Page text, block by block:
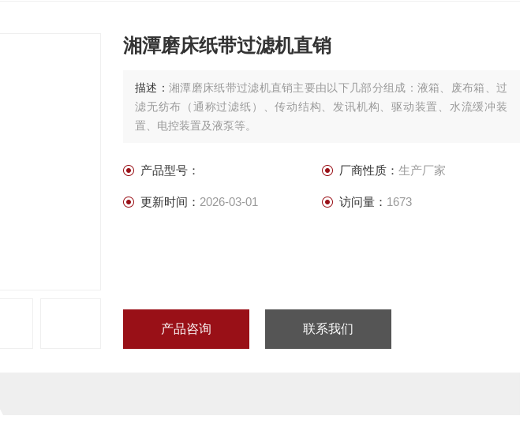
湘潭磨床纸带过滤机直销
描述：湘潭磨床纸带过滤机直销主要由以下几部分组成：液箱、废布箱、过
滤无纺布（通称过滤纸）、传动结构、发讯机构、驱动装置、水流缓冲装
置、电控装置及液泵等。
产品型号： 厂商性质： 生产厂家
更新时间： 2026-03-01 访问量： 1673
产品咨询 联系我们